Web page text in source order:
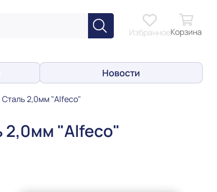
ИзбранноеКорзина
Новости
Сталь 2,0мм "Alfeco"
2,0мм "Alfeco"